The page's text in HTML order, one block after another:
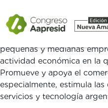
Contribuye al desarrollo
país, prestando asistencia
pequeñas y medianas
actividad económica en la
Promueve y apoya el
especialmente, estimula
servicios y tecnología